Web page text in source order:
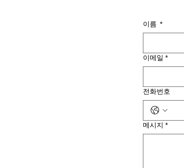
이름 *
이메일 *
전화번호
메시지 *